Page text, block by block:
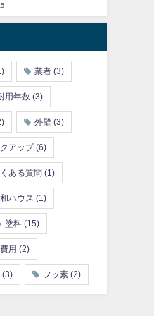
業者(3)
用年数(3)
外壁(3)
アップ(6)
ある質問 (1)
ハウス (1)
塗料(15)
費用 (2)
(3) フッ素(2)